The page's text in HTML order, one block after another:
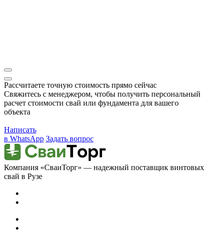
Рассчитаете точную стоимость прямо сейчас
Свяжитесь с менеджером, чтобы получить персональный
расчет стоимости свай или фундамента для вашего
объекта
Написать
в WhatsApp Задать вопрос
Компания «СваиТорг» — надежный поставщик винтовых
свай в Рузе